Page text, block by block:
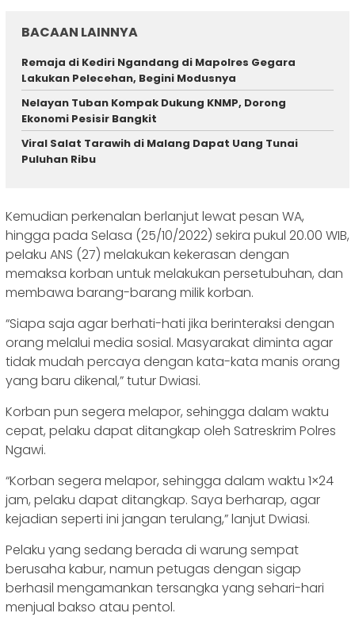
BACAAN LAINNYA
Remaja di Kediri Ngandang di Mapolres Gegara
Lakukan Pelecehan, Begini Modusnya
Nelayan Tuban Kompak Dukung KNMP, Dorong
Ekonomi Pesisir Bangkit
Viral Salat Tarawih di Malang Dapat Uang Tunai
Puluhan Ribu
Kemudian perkenalan berlanjut lewat pesan WA,
hingga pada Selasa (25/10/2022) sekira pukul 20.00 WIB,
pelaku ANS (27) melakukan kekerasan dengan
memaksa korban untuk melakukan persetubuhan, dan
membawa barang-barang milik korban.
“Siapa saja agar berhati-hati jika berinteraksi dengan
orang melalui media sosial. Masyarakat diminta agar
tidak mudah percaya dengan kata-kata manis orang
yang baru dikenal,” tutur Dwiasi.
Korban pun segera melapor, sehingga dalam waktu
cepat, pelaku dapat ditangkap oleh Satreskrim Polres
Ngawi.
“Korban segera melapor, sehingga dalam waktu 1×24
jam, pelaku dapat ditangkap. Saya berharap, agar
kejadian seperti ini jangan terulang,” lanjut Dwiasi.
Pelaku yang sedang berada di warung sempat
berusaha kabur, namun petugas dengan sigap
berhasil mengamankan tersangka yang sehari-hari
menjual bakso atau pentol.